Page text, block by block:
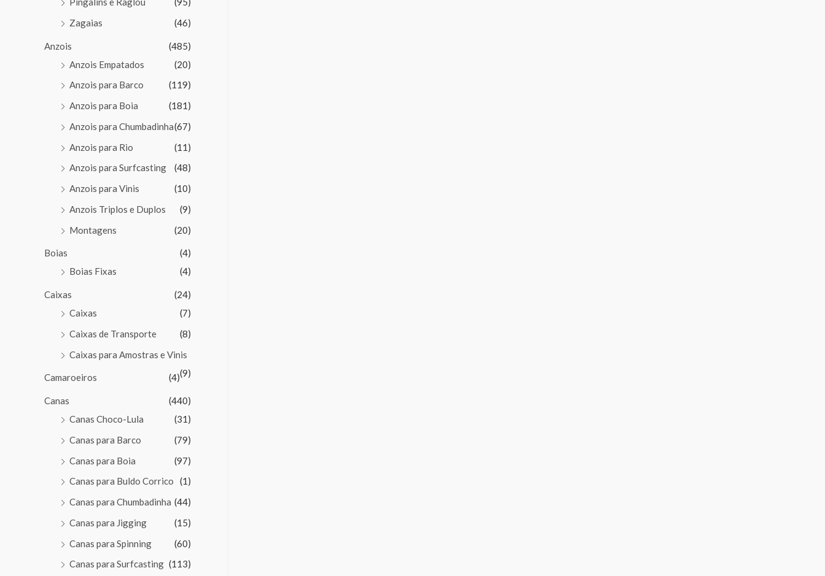
Zagaias
(46)
Anzois
(485)
Anzois Empatados
(20)
Anzois para Barco
(119)
Anzois para Boia
(181)
Anzois para Chumbadinha(67)
Anzois para Rio
(11)
Anzois para Surfcasting
(48)
Anzois para Vinis
(10)
Anzois Triplos e Duplos
(9)
Montagens
(20)
Boias
(4)
Boias Fixas
(4)
Caixas
(24)
Caixas
(7)
Caixas de Transporte
(8)
Caixas para Amostras e Vinis
(9)
Camaroeiros (4)
Canas
(440)
Canas Choco-Lula
(31)
Canas para Barco
(79)
Canas para Boia
(97)
Canas para Buldo Corrico
(1)
Canas para Chumbadinha (44)
Canas para Jigging
(15)
Canas para Spinning
(60)
Canas para Surfcasting (113)